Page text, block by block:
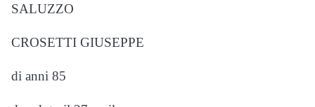
SALUZZO
CROSETTI GIUSEPPE
di anni 85